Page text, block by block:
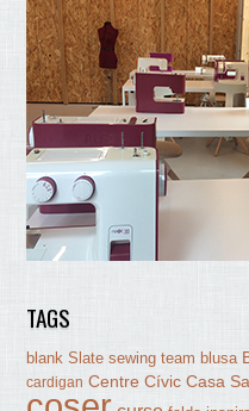
TAGS
blank Slate sewing team blusa
cardigan Centre Cívic Casa